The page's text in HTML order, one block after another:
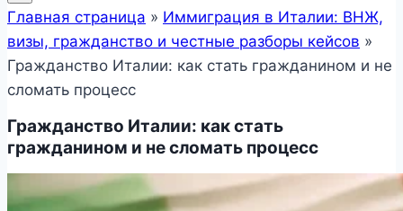
Главная страница » Иммиграция в Италии: ВНЖ,
визы, гражданство и честные разборы кейсов »
Гражданство Италии: как стать гражданином и не
сломать процесс
Гражданство Италии: как стать
гражданином и не сломать процесс